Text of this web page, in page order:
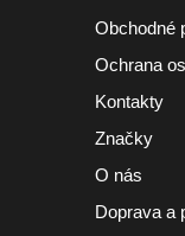
Obchodné
Ochrana
Kontakty
Značky
O nás
Doprava a